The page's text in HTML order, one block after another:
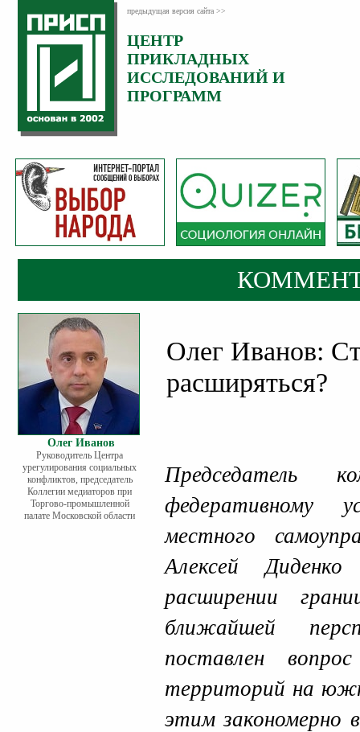
предыдущая версия сайта >>
ЦЕНТР
ПРИКЛАДНЫХ
ИССЛЕДОВАНИЙ И
ПРОГРАММ
Олег Иванов
Руководитель Центра
урегулирования социальных
конфликтов, председатель
Коллегии медиаторов при
Торгово-промышленной
палате Московской области
Олег Иванов:
расширяться?
Председатель
федеративному
местного
Алексей
расширении
ближайшей
поставлен
территорий на
этим закономерно
Категория:
Комментарии